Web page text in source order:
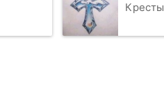
Кресты